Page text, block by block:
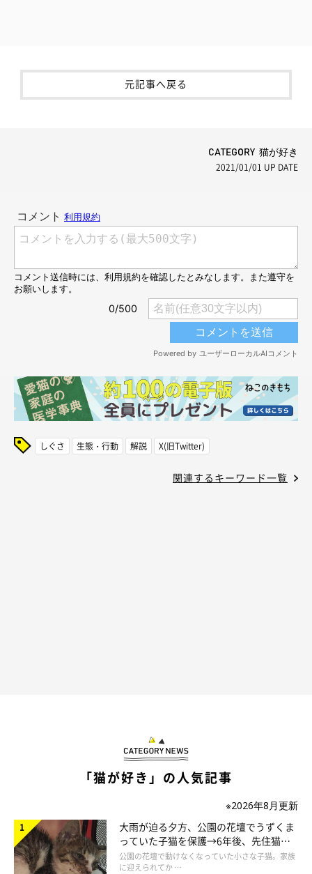
元記事へ戻る
CATEGORY 猫が好き
2021/01/01 UP DATE
しぐさ 生態・行動 解説 X(旧Twitter)
関連するキーワード一覧
「猫が好き」の人気記事
※2026年8月更新
大雨が迫る夕方、公園の花壇でうずくま
っていた子猫を保護→6年後、先住猫
と“姉妹”のような関係に
公園の花壇で動けなくなっていた小さな子猫。家族
に迎えられてか …